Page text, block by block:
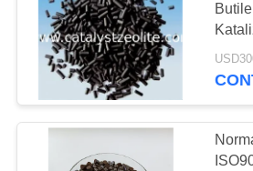
Zeolit
Elek